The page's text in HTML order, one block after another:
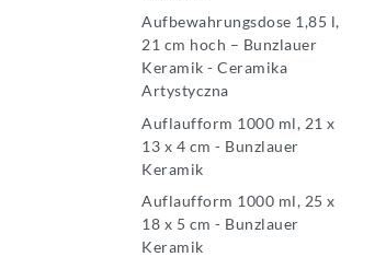
Aufbewahrungsdose 1,85 l,
21 cm hoch – Bunzlauer
Keramik - Ceramika
Artystyczna
Auflaufform 1000 ml, 21 x
13 x 4 cm - Bunzlauer
Keramik
Auflaufform 1000 ml, 25 x
18 x 5 cm - Bunzlauer
Keramik